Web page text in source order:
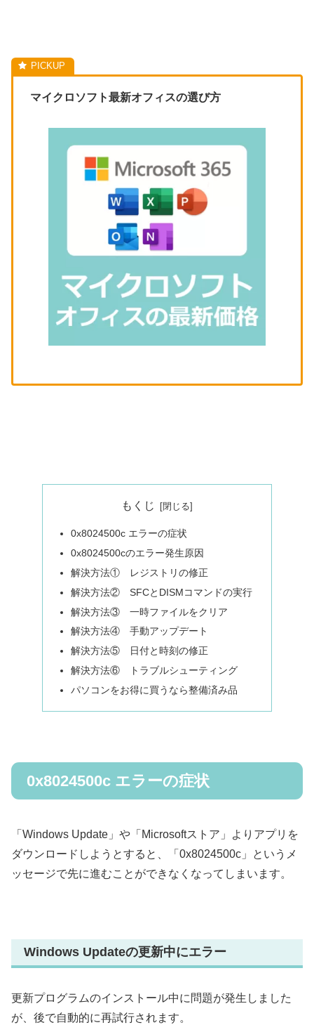
マイクロソフト最新オフィスの選び方
もくじ
0x8024500c エラーの症状
0x8024500cのエラー発生原因
解決方法① レジストリの修正
解決方法② SFCとDISMコマンドの実行
解決方法③ 一時ファイルをクリア
解決方法④ 手動アップデート
解決方法⑤ 日付と時刻の修正
解決方法⑥ トラブルシューティング
パソコンをお得に買うなら整備済み品
0x8024500c エラーの症状
「Windows Update」や「Microsoftストア」よりアプリを
ダウンロードしようとすると、「0x8024500c」というメ
ッセージで先に進むことができなくなってしまいます。
Windows Updateの更新中にエラー
更新プログラムのインストール中に問題が発生しました
が、後で自動的に再試行されます。